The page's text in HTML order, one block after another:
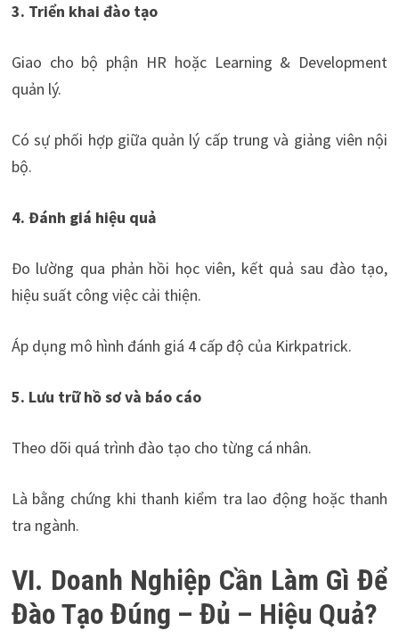
3. Triển khai đào tạo
Giao cho bộ phận HR hoặc Learning & Development
quản lý.
Có sự phối hợp giữa quản lý cấp trung và giảng viên nội
bộ.
4. Đánh giá hiệu quả
Đo lường qua phản hồi học viên, kết quả sau đào tạo,
hiệu suất công việc cải thiện.
Áp dụng mô hình đánh giá 4 cấp độ của Kirkpatrick.
5. Lưu trữ hồ sơ và báo cáo
Theo dõi quá trình đào tạo cho từng cá nhân.
Là bằng chứng khi thanh kiểm tra lao động hoặc thanh
tra ngành.
VI. Doanh Nghiệp Cần Làm Gì Để
Đào Tạo Đúng – Đủ – Hiệu Quả?